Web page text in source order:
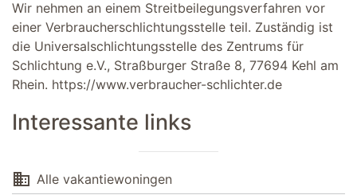
Wir nehmen an einem Streitbeilegungsverfahren vor
einer Verbraucherschlichtungsstelle teil. Zuständig ist
die Universalschlichtungsstelle des Zentrums für
Schlichtung e.V., Straßburger Straße 8, 77694 Kehl am
Rhein. https://www.verbraucher-schlichter.de
Interessante links
domain Alle vakantiewoningen